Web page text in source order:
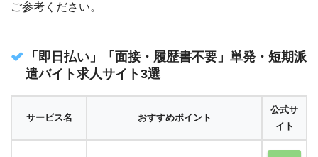
ご参考ください。
「即日払い」「面接・履歴書不要」単発・短期派
遣バイト求人サイト3選
サービス名 おすすめポイント
公式サ
イト